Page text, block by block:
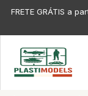
FRETE GRÁTIS a